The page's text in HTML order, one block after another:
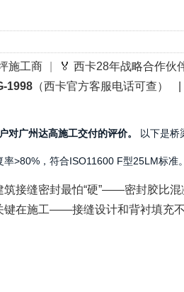
施工商 🏅 西卡28年战略合作伙
1998 （西卡官方客服电话可查）
对广州达高施工交付的评价。 以下是桥
>80%，符合ISO11600 F型25LM标
筑接缝密封最怕“硬”——密封胶比
键在施工——接缝设计和背衬填充